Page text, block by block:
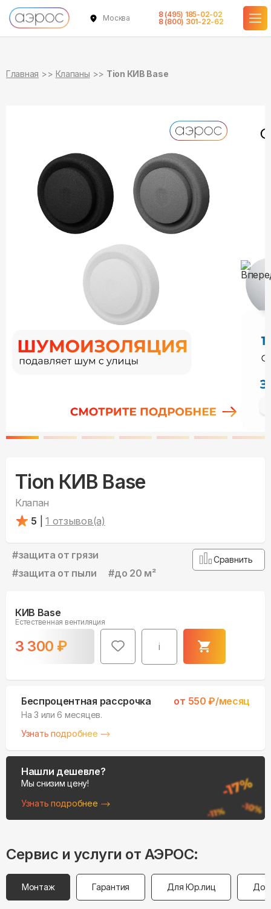
Москва
8 (495) 185-02-02
8 (800) 301-22-62
Главная Клапаны Tion КИВ Base
Tion КИВ Base
Клапан
5
1 отзывов(а)
#защита от грязи
#защита от пыли #до 20 м²
Сравнить
КИВ Base
Естественная вентиляция
3 300 ₽ i
в наличии
Беспроцентная рассрочка от 550 ₽/месяц
На 3 или 6 месяцев.
Узнать подробнее
Нашли дешевле?
Мы снизим цену!
Узнать подробнее
Сервис и услуги от АЭРОС:
Монтаж Гарантия Для Юр.лиц